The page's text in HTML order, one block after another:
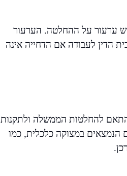
ערעור על ההחלטה. הערעור
הדין לעבודה אם הדחייה אינה
להחלטות הממשלה ולתקנות
במצוקה כלכלית, כמו